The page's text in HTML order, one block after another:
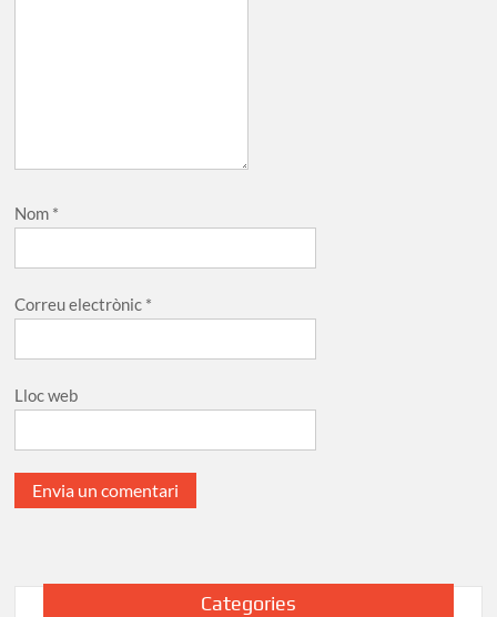
Nom *
Correu electrònic *
Lloc web
Categories